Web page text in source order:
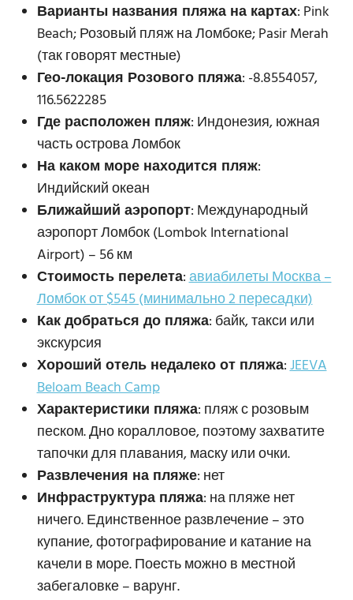
Варианты названия пляжа на картах: Pink
Beach; Розовый пляж на Ломбоке; Pasir Merah
(так говорят местные)
Гео-локация Розового пляжа: -8.8554057,
116.5622285
Где расположен пляж: Индонезия, южная
часть острова Ломбок
На каком море находится пляж:
Индийский океан
Ближайший аэропорт: Международный
аэропорт Ломбок (Lombok International
Airport) – 56 км
Стоимость перелета:авиабилеты Москва –
Ломбок от $545 (минимально 2 пересадки)
Как добраться до пляжа: байк, такси или
экскурсия
Хороший отель недалеко от пляжа:JEEVA
Beloam Beach Camp
Характеристики пляжа: пляж с розовым
песком. Дно коралловое, поэтому захватите
тапочки для плавания, маску или очки.
Развлечения на пляже: нет
Инфраструктура пляжа: на пляже нет
ничего. Единственное развлечение – это
купание, фотографирование и катание на
качели в море. Поесть можно в местной
забегаловке – варунг.